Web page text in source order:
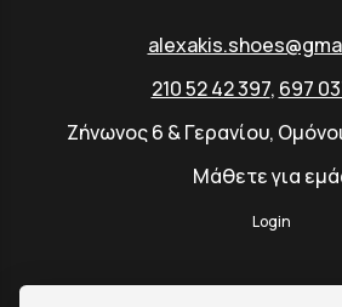
210 52 42 397, 697
Ζήνωνος 6 & Γερανίου,
Μάθετε για
Login